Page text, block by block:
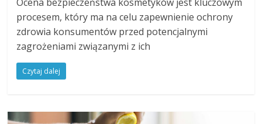
procesem, który ma na celu zapewnienie ochrony
zdrowia konsumentów przed potencjalnymi
zagrożeniami związanymi z ich
Czytaj dalej